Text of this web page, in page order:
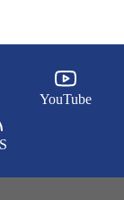
YouTube